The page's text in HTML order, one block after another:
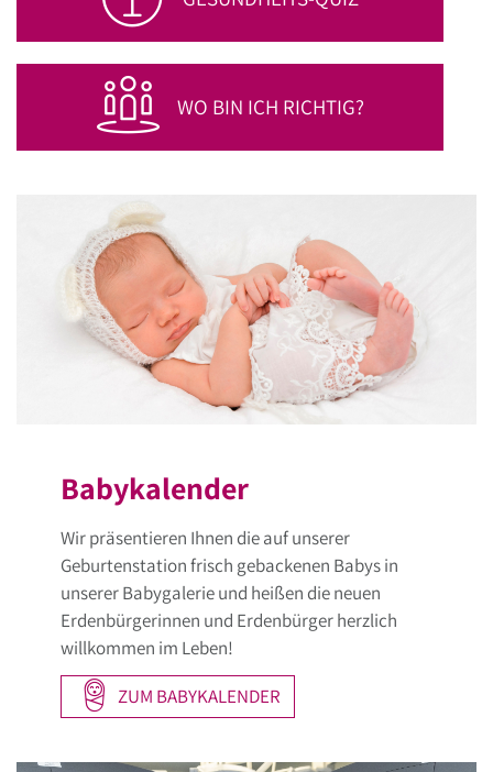
WO BIN ICH RICHTIG?
Babykalender
Wir präsentieren Ihnen die auf unserer
Geburtenstation frisch gebackenen Babys in
unserer Babygalerie und heißen die neuen
Erdenbürgerinnen und Erdenbürger herzlich
willkommen im Leben!
ZUM BABYKALENDER